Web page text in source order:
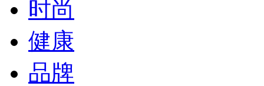
时尚
健康
品牌